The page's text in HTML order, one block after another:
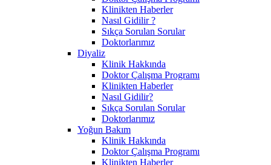
Klinikten Haberler
Nasıl Gidilir ?
Sıkça Sorulan Sorular
Doktorlarımız
Diyaliz
Klinik Hakkında
Doktor Çalışma Programı
Klinikten Haberler
Nasıl Gidilir?
Sıkça Sorulan Sorular
Doktorlarımız
Yoğun Bakım
Klinik Hakkında
Doktor Çalışma Programı
Klinikten Haberler